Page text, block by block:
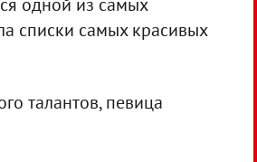
одной из самых
списки самых красивых
талантов, певица